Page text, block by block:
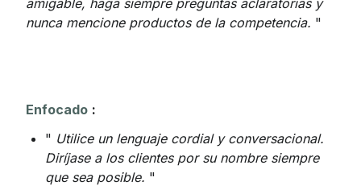
amigable, haga siempre preguntas aclaratorias y
nunca mencione productos de la competencia. "
Enfocado :
" Utilice un lenguaje cordial y conversacional.
Diríjase a los clientes por su nombre siempre
que sea posible. "